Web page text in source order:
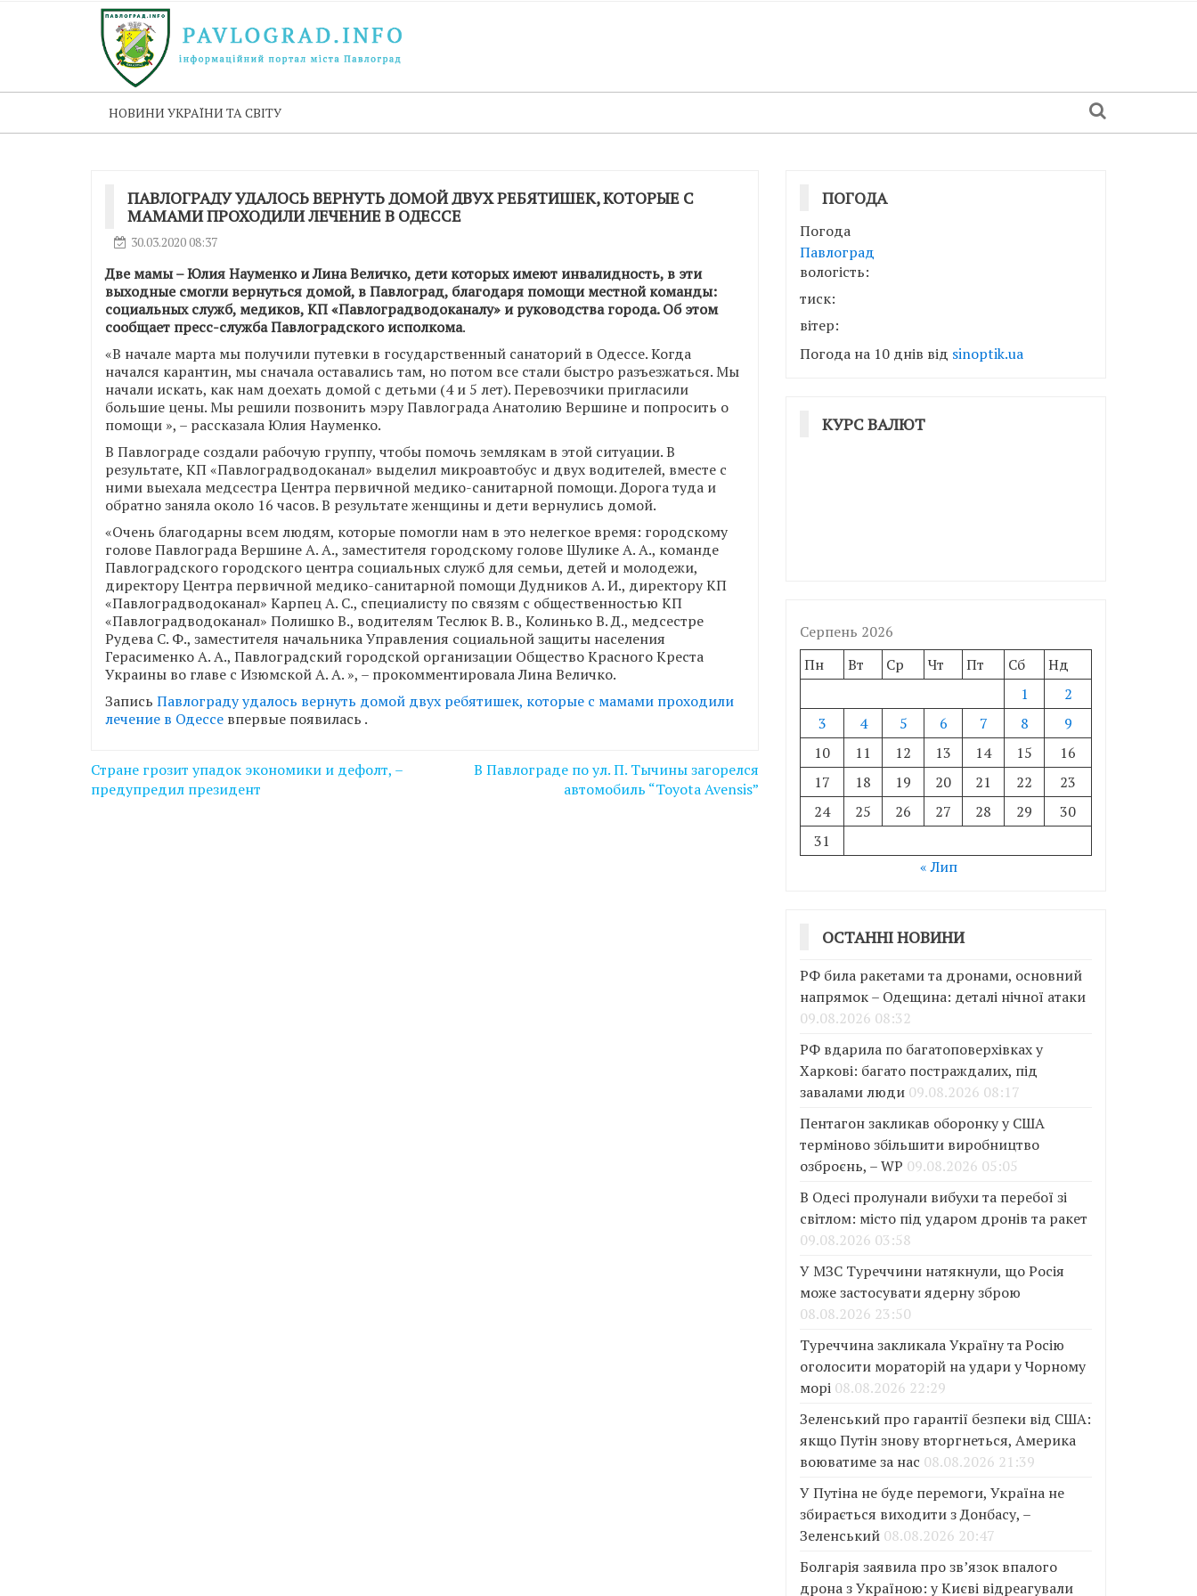
НОВИНИ УКРАЇНИ ТА СВІТУ
ПАВЛОГРАДУ УДАЛОСЬ ВЕРНУТЬ ДОМОЙ ДВУХ РЕБЯТИШЕК, КОТОРЫЕ С
МАМАМИ ПРОХОДИЛИ ЛЕЧЕНИЕ В ОДЕССЕ
30.03.2020 08:37
Две мамы – Юлия Науменко и Лина Величко, дети которых имеют инвалидность, в эти
выходные смогли вернуться домой, в Павлоград, благодаря помощи местной команды:
социальных служб, медиков, КП «Павлоградводоканалу» и руководства города. Об этом
сообщает пресс-служба Павлоградского исполкома.
«В начале марта мы получили путевки в государственный санаторий в Одессе. Когда
начался карантин, мы сначала оставались там, но потом все стали быстро разъезжаться. Мы
начали искать, как нам доехать домой с детьми (4 и 5 лет). Перевозчики пригласили
большие цены. Мы решили позвонить мэру Павлограда Анатолию Вершине и попросить о
помощи », – рассказала Юлия Науменко.
В Павлограде создали рабочую группу, чтобы помочь землякам в этой ситуации. В
результате, КП «Павлоградводоканал» выделил микроавтобус и двух водителей, вместе с
ними выехала медсестра Центра первичной медико-санитарной помощи. Дорога туда и
обратно заняла около 16 часов. В результате женщины и дети вернулись домой.
«Очень благодарны всем людям, которые помогли нам в это нелегкое время: городскому
голове Павлограда Вершине А. А., заместителя городскому голове Шулике А. А., команде
Павлоградского городского центра социальных служб для семьи, детей и молодежи,
директору Центра первичной медико-санитарной помощи Дудников А. И., директору КП
«Павлоградводоканал» Карпец А. С., специалисту по связям с общественностью КП
«Павлоградводоканал» Полишко В., водителям Теслюк В. В., Колинько В. Д., медсестре
Рудева С. Ф., заместителя начальника Управления социальной защиты населения
Герасименко А. А., Павлоградский городской организации Общество Красного Креста
Украины во главе с Изюмской А. А. », – прокомментировала Лина Величко.
Запись Павлограду удалось вернуть домой двух ребятишек, которые с мамами проходили
лечение в Одессе впервые появилась .
Навігація
записів
Стране грозит упадок экономики и дефолт, –
предупредил президент
В Павлограде по ул. П. Тычины загорелся
автомобиль “Toyota Avensis”
ПОГОДА
Погода
Павлоград
вологість:
тиск:
вітер:
Погода на 10 днів від sinoptik.ua
КУРС ВАЛЮТ
Серпень 2026
Пн
Вт Ср Чт Пт Сб
Нд
1
2
3
4 5 6 7 8
9
10
11 12 13 14 15
16
17
18 19 20 21 22
23
24
25 26 27 28 29
30
31
« Лип
ОСТАННІ НОВИНИ
РФ била ракетами та дронами, основний
напрямок – Одещина: деталі нічної атаки
09.08.2026 08:32
РФ вдарила по багатоповерхівках у
Харкові: багато постраждалих, під
завалами люди 09.08.2026 08:17
Пентагон закликав оборонку у США
терміново збільшити виробництво
озброєнь, – WP 09.08.2026 05:05
В Одесі пролунали вибухи та перебої зі
світлом: місто під ударом дронів та ракет
09.08.2026 03:58
У МЗС Туреччини натякнули, що Росія
може застосувати ядерну зброю
08.08.2026 23:50
Туреччина закликала Україну та Росію
оголосити мораторій на удари у Чорному
морі 08.08.2026 22:29
Зеленський про гарантії безпеки від США:
якщо Путін знову вторгнеться, Америка
воюватиме за нас 08.08.2026 21:39
У Путіна не буде перемоги, Україна не
збирається виходити з Донбасу, –
Зеленський 08.08.2026 20:47
Болгарія заявила про зв’язок впалого
дрона з Україною: у Києві відреагували